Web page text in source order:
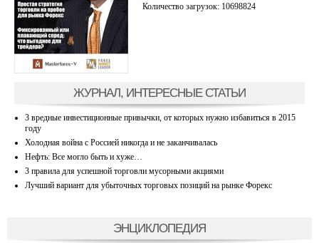
Количество загрузок: 10698824
ЖУРНАЛ, ИНТЕРЕСНЫЕ СТАТЬИ
3 вредные инвестиционные привычки, от которых нужно избавиться в 2015
году
Холодная война с Россией никогда и не заканчивалась
Нефть: Все могло быть и хуже…
3 правила для успешной торговли мусорными акциями
Лучший вариант для убыточных торговых позиций на рынке Форекс
ЭНЦИКЛОПЕДИЯ